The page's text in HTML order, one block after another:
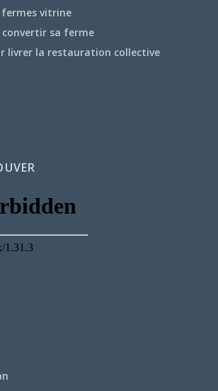
fermes vitrine
convertir sa ferme
livrer la restauration collective